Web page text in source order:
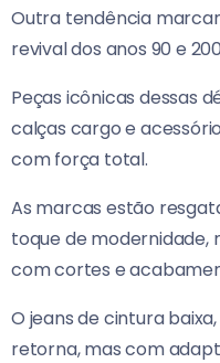
Outra tendência
revival dos anos 90 e
Peças icônicas dessas
calças cargo e
com força total.
As marcas estão
toque de modernidade,
com cortes e
O jeans de cintura
retorna, mas com